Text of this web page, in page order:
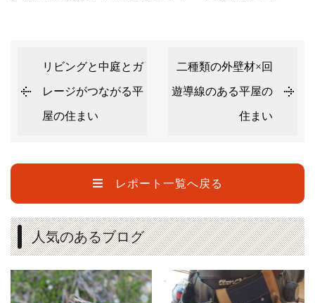
リビングと中庭とガ
レージがつながる平
屋の住まい
二種類の外壁材×回
遊導線のある平屋の
住まい
レポート一覧へ戻る
人気のあるブログ